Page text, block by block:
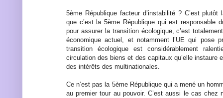
5ème République facteur d’instabilité ? C’est plutôt
que c’est la 5ème République qui est responsable
pour assurer la transition écologique, c’est
économique actuel, et notamment l’UE qui pose
transition écologique est considérablement
circulation des biens et des capitaux qu’elle instaure
des intérêts des multinationales.
Ce n’est pas la 5ème République qui a mené un
au premier tour au pouvoir. C’est aussi le cas chez